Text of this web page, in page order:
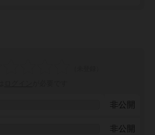
非公開
非公開